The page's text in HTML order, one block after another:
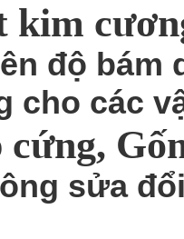
kim
độ bám
cho các
sửa